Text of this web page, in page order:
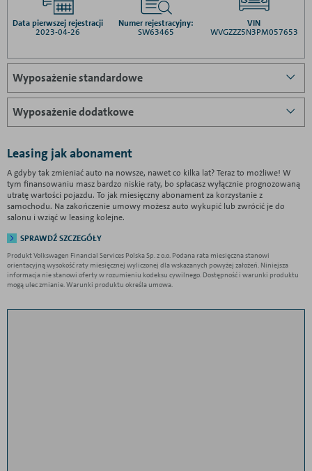
Data pierwszej rejestracji
2023-04-26
Numer rejestracyjny:
SW63465
VIN
WVGZZZ5N3PM057653
Wyposażenie standardowe
Wyposażenie dodatkowe
Leasing jak abonament
A gdyby tak zmieniać auto na nowsze, nawet co kilka lat? Teraz to możliwe! W
tym finansowaniu masz bardzo niskie raty, bo spłacasz wyłącznie prognozowaną
utratę wartości pojazdu. To jak miesięczny abonament za korzystanie z
samochodu. Na zakończenie umowy możesz auto wykupić lub zwrócić je do
salonu i wziąć w leasing kolejne.
SPRAWDŹ SZCZEGÓŁY
Produkt Volkswagen Financial Services Polska Sp. z o.o. Podana rata miesięczna stanowi
orientacyjną wysokość raty miesięcznej wyliczonej dla wskazanych powyżej założeń. Niniejsza
informacja nie stanowi oferty w rozumieniu kodeksu cywilnego. Dostępność i warunki produktu
mogą ulec zmianie. Warunki produktu określa umowa.